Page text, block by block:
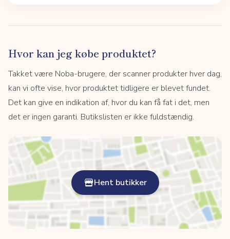
Hvor kan jeg købe produktet?
Takket være Noba-brugere, der scanner produkter hver dag,
kan vi ofte vise, hvor produktet tidligere er blevet fundet.
Det kan give en indikation af, hvor du kan få fat i det, men
det er ingen garanti. Butikslisten er ikke fuldstændig.
Hent butikker